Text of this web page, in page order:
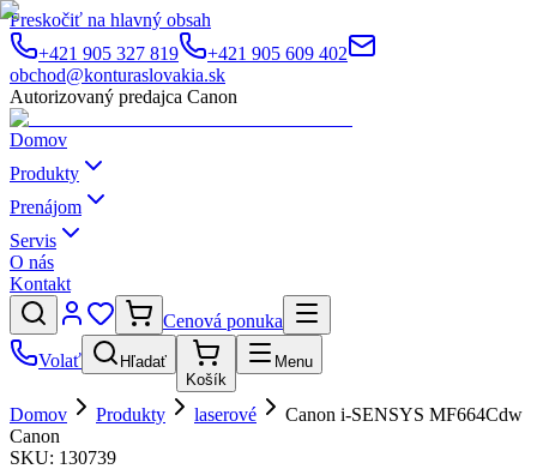
Preskočiť na hlavný obsah
+421 905 327 819
+421 905 609 402
obchod@konturaslovakia.sk
Autorizovaný predajca Canon
Domov
Produkty
Prenájom
Servis
O nás
Kontakt
Cenová ponuka
Volať
Hľadať
Košík
Menu
Domov Produkty laserové
Canon i-SENSYS MF664Cdw
Canon
SKU: 130739